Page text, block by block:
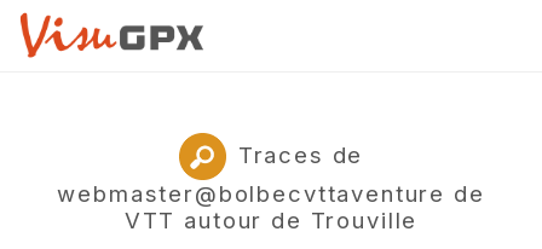
Traces de
webmaster@bolbecvttaventure de
VTT autour de Trouville